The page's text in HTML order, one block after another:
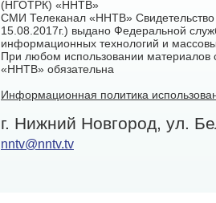
(НГОТРК) «ННТВ»
СМИ Телеканал «ННТВ»
15.08.2017г.) выдано Федеральной
информационных технологий и
При любом использовании материалов
«ННТВ» обязательна
Информационная политика
г. Нижний Новгород, ул.
nntv@nntv.tv